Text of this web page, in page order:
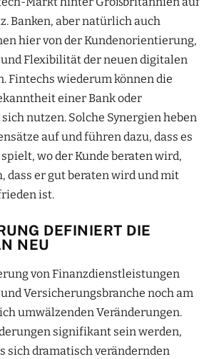
Banken, aber natürlich auch
hier von der Kundenorientierung,
Flexibilität der neuen digitalen
Fintechs wiederum können die
einer Bank oder
nutzen. Solche Synergien heben
auf und führen dazu, dass es
wo der Kunde beraten wird,
dass er gut beraten wird und mit
ist.
DEFINIERT DIE
NEU
von Finanzdienstleistungen
Versicherungsbranche noch am
umwälzenden Veränderungen.
signifikant sein werden,
sich dramatisch verändernden